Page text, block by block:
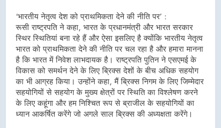
‘भारतीय नेतृत्व देश को प्राथमिकता देने की नीति पर’ :
रूसी राष्ट्रपति ने कहा, भारत के प्रधानमंत्री और भारत सरकार
स्थिर स्थितियां बना रहे हैं और ऐसा इसलिए है क्योंकि भारतीय नेतृत्व
भारत को प्राथमिकता देने की नीति पर चल रहा है और हमारा मानना
है कि भारत में निवेश लाभदायक है। राष्ट्रपति पुतिन ने एसएमई के
विकास को समर्थन देने के लिए ब्रिक्स देशों के बीच अधिक सहयोग
का भी आग्रह किया। उन्होंने कहा, मैं ब्रिक्स निगम के लिए जिम्मेदार
सहयोगियों से सहयोग के मुख्य क्षेत्रों पर स्थिति का विश्लेषण करने
के लिए कहूंगा और हम निश्चित रूप से ब्राजील के सहयोगियों का
ध्यान आकर्षित करेंगे जो अगले साल ब्रिक्स की अध्यक्षता करेंगे।